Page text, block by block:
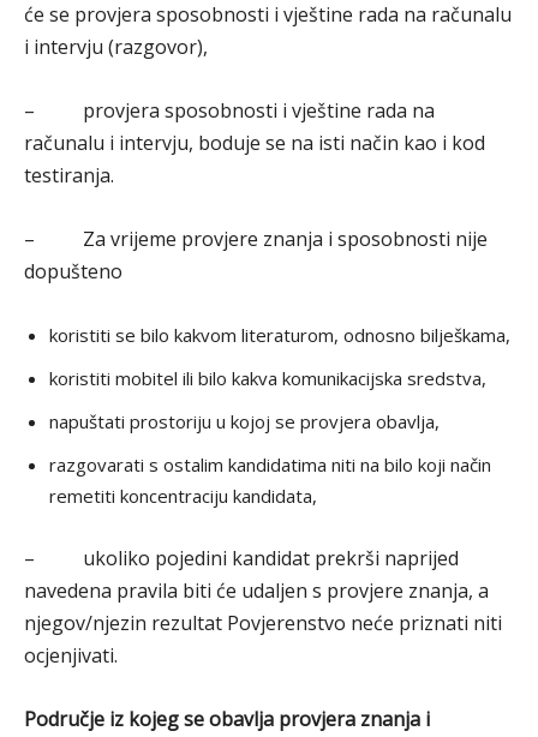
će se provjera sposobnosti i vještine rada na računalu
i intervju (razgovor),
– provjera sposobnosti i vještine rada na
računalu i intervju, boduje se na isti način kao i kod
testiranja.
– Za vrijeme provjere znanja i sposobnosti nije
dopušteno
koristiti se bilo kakvom literaturom, odnosno bilješkama,
koristiti mobitel ili bilo kakva komunikacijska sredstva,
napuštati prostoriju u kojoj se provjera obavlja,
razgovarati s ostalim kandidatima niti na bilo koji način
remetiti koncentraciju kandidata,
– ukoliko pojedini kandidat prekrši naprijed
navedena pravila biti će udaljen s provjere znanja, a
njegov/njezin rezultat Povjerenstvo neće priznati niti
ocjenjivati.
Područje iz kojeg se obavlja provjera znanja i